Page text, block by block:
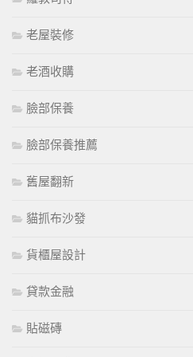
老屋裝修
老酒收購
臉部保養
臉部保養推薦
舊屋翻新
貓抓布沙發
貨櫃屋設計
貸款金融
貼磁磚